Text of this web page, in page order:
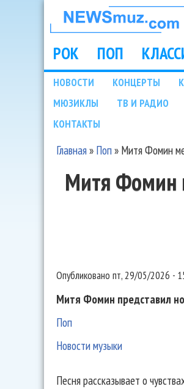
НОВОСТИ
МУЗЫКИ И
ШОУ БИЗНЕСА
NEWSMUZ.COM
Main menu
РОК ПОП
Подразделы
НОВОСТИ КОНЦЕРТЫ
МЮЗИКЛЫ
ТВ И РАДИО
КОНТАКТЫ
Главная» Поп» Митя Фомин
Митя Фомин
Опубликовано пт, 29/05/2026 -
Митя Фомин представил
Поп
Новости музыки
Песня рассказывает о